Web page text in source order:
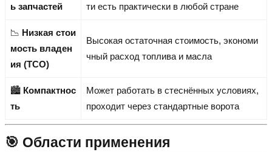
ь запчастей
ти есть практически в любой стране
📉 Низкая стои
мость владен
ия (TCO)
Высокая остаточная стоимость, экономи
чный расход топлива и масла
🏙️ Компактнос
ть
Может работать в стеснённых условиях,
проходит через стандартные ворота
🎯 Области применения